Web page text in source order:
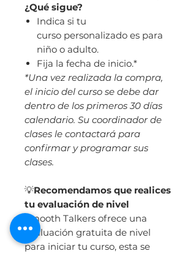
¿Qué sigue?
Indica si tu
curso personalizado es para
niño o adulto.
Fija la fecha de inicio.*
*Una vez realizada la compra,
el inicio del curso se debe dar
dentro de los primeros 30 días
calendario. Su coordinador de
clases le contactará para
confirmar y programar sus
clases.
💡Recomendamos que realices
tu evaluación de nivel
Smooth Talkers ofrece una
evaluación gratuita de nivel
para iniciar tu curso, esta se